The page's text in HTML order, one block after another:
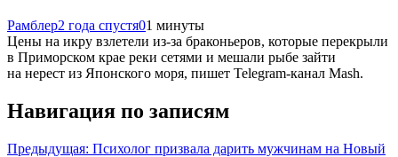
Рамблер2 года спустя01 минуты
Цены на икру взлетели из-за браконьеров, которые перекрыли
в Приморском крае реки сетями и мешали рыбе зайти
на нерест из Японского моря, пишет Telegram-канал Mash.
Навигация по записям
Предыдущая: Психолог призвала дарить мужчинам на Новый